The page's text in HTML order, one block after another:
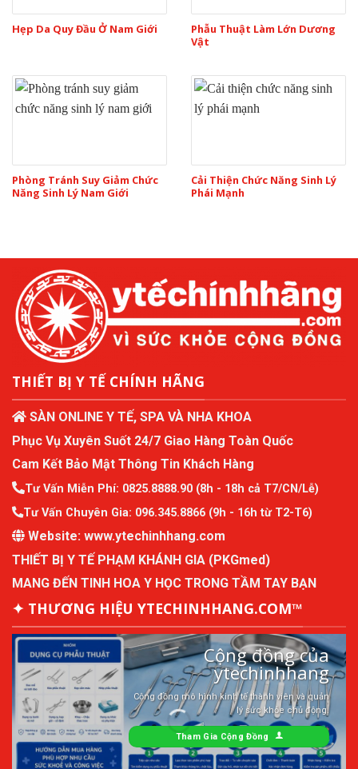
Hẹp Da Quy Đầu Ở Nam Giới
Phẫu Thuật Làm Lớn Dương
Vật
Phòng Tránh Suy Giảm Chức
Năng Sinh Lý Nam Giới
Cải Thiện Chức Năng Sinh Lý
Phái Mạnh
THIẾT BỊ Y TẾ CHÍNH HÃNG
SÀN ONLINE Y TẾ, SPA VÀ NHA KHOA
Phục Vụ Xuyên Suốt 24/7 Giao Hàng Toàn Quốc
Cam Kết Bảo Mật Thông Tin Khách Hàng
Tư Vấn Miễn Phí: 0825.8888.90 (8h - 18h cả T7/CN/Lễ)
Tư Vấn Chuyên Gia: 096.345.8866 (9h - 16h từ T2-T6)
Website: www.ytechinhhang.com
THIẾT BỊ Y TẾ PHẠM KHÁNH GIA (PKGmed)
MANG ĐẾN TINH HOA Y HỌC TRONG TẦM TAY BẠN
✦ THƯƠNG HIỆU YTECHINHHANG.COM™
Cộng đồng của
ytechinhhang
Cộng đồng mô hình kinh tế thành viên và quản
lý sức khỏe chủ động.
Tham Gia Cộng Đồng